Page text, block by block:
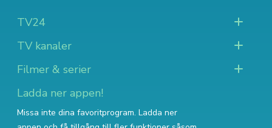
TV24
TV kanaler
Filmer & serier
Ladda ner appen!
Missa inte dina favoritprogram. Ladda ner